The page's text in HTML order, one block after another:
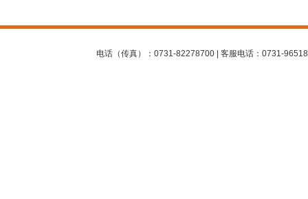
电话（传真）：0731-82278700 | 客服电话：0731-